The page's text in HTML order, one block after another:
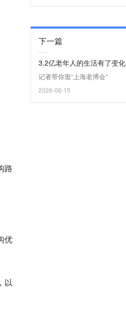
路
优
以
下一篇
3.2亿老年人的生活有了变化
记者带你逛“上海老博会”
2026-06-15